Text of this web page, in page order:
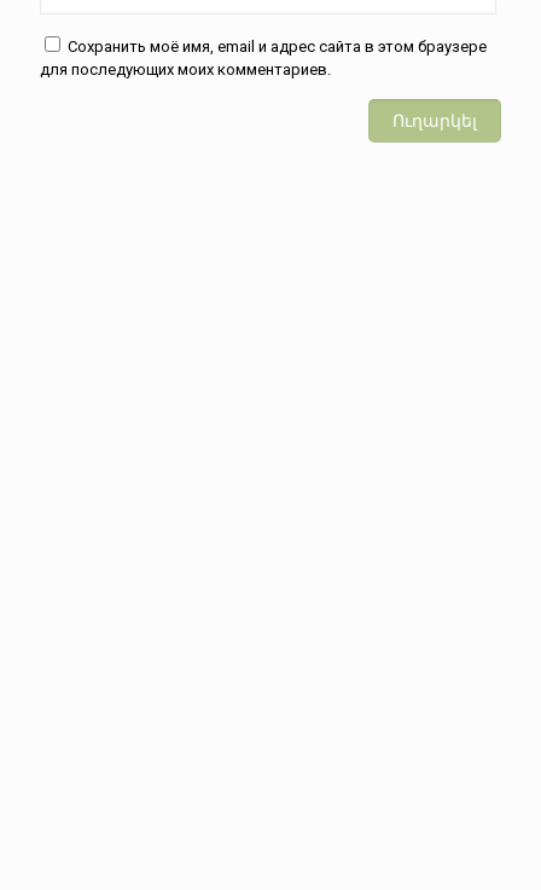
Сохранить моё имя, email и адрес сайта в этом браузере
для последующих моих комментариев.